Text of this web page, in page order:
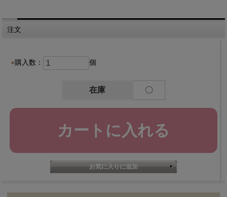
注文
購入数： 個
在庫 〇